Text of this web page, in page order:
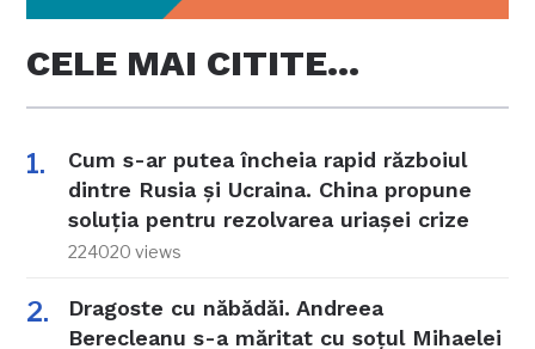
CELE MAI CITITE…
Cum s-ar putea încheia rapid războiul
dintre Rusia și Ucraina. China propune
soluția pentru rezolvarea uriașei crize
224020 views
Dragoste cu năbădăi. Andreea
Berecleanu s-a măritat cu soțul Mihaelei